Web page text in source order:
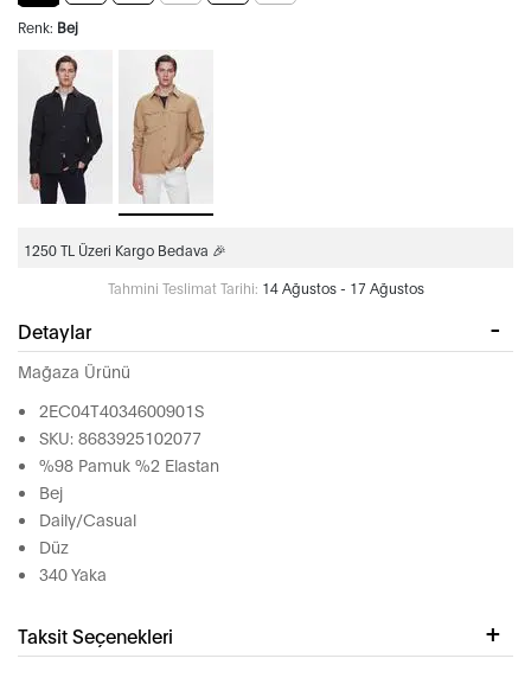
Renk: Bej
1250 TL Üzeri Kargo Bedava 🎉
Tahmini Teslimat Tarihi: 14 Ağustos - 17 Ağustos
Detaylar
Mağaza Ürünü
2EC04T4034600901S
SKU: 8683925102077
%98 Pamuk %2 Elastan
Bej
Daily/Casual
Düz
340 Yaka
Taksit Seçenekleri